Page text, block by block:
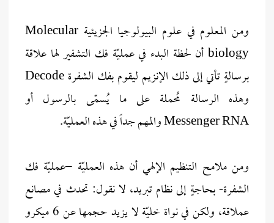
ومن المعلوم في علوم البيولوجيا الجزيئية Molecular
biology أن لحظة البدء في عمليّة فك التشفير لها علاقة
برسالةٍ تأتي إلى ذلك الإنزيم ليقوم بفك الشفرة Decode
وهذه الرسالة مُحملة على ما يُسمّى بالرسول أو
Messenger RNA والمهم جداً في هذه العمليّة.
ومن ملامح التنظيم الإلهي أن هذه العمليّة –عمليّة فك
الشفرة- بحاجةٍ إلى نظام تبريد، لا نقول: تحدث في مصانع
عملاقة، ولكن في نواة خليّة لا يزيد حجمها عن 6 ميكرو